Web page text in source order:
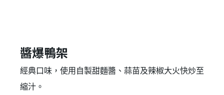
醬爆鴨架
經典口味，使用自製甜麵醬、蒜苗及辣椒大火快炒至
縮汁。